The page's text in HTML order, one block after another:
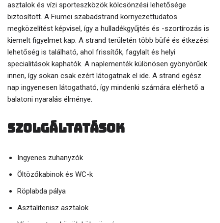
asztalok és vízi sporteszközök kölcsönzési lehetősége
biztosított. A Fiumei szabadstrand környezettudatos
megközelítést képvisel, így a hulladékgyűjtés és -szortírozás is
kiemelt figyelmet kap. A strand területén több büfé és étkezési
lehetőség is található, ahol frissítők, fagylalt és helyi
specialitások kaphatók. A naplementék különösen gyönyörűek
innen, így sokan csak ezért látogatnak el ide. A strand egész
nap ingyenesen látogatható, így mindenki számára elérhető a
balatoni nyaralás élménye.
Szolgáltatások
Ingyenes zuhanyzók
Öltözőkabinok és WC-k
Röplabda pálya
Asztalitenisz asztalok